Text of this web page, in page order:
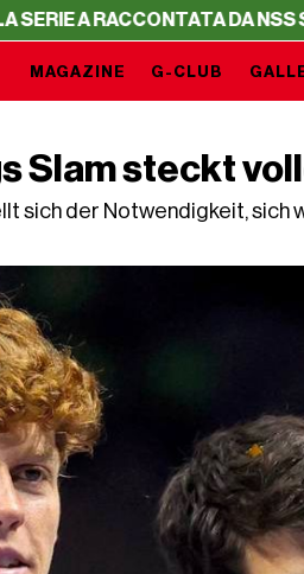
RACCONTATA DA NSS SPORTS
MAGAZINE G-CLUB
Slam steckt
sich der Notwendigkeit, sich